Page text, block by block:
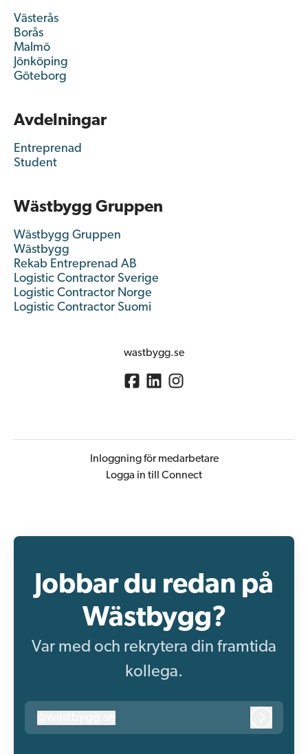
Västerås
Borås
Malmö
Jönköping
Göteborg
Avdelningar
Entreprenad
Student
Wästbygg Gruppen
Wästbygg Gruppen
Wästbygg
Rekab Entreprenad AB
Logistic Contractor Sverige
Logistic Contractor Norge
Logistic Contractor Suomi
wastbygg.se
Inloggning för medarbetare
Logga in till Connect
Jobbar du redan på
Wästbygg?
Var med och rekrytera din framtida
kollega.
wastbygg.se